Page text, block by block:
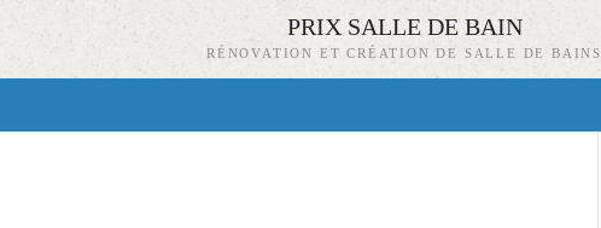
PRIX SALLE DE BAIN
RÉNOVATION ET CRÉATION DE SALLE DE BAINS